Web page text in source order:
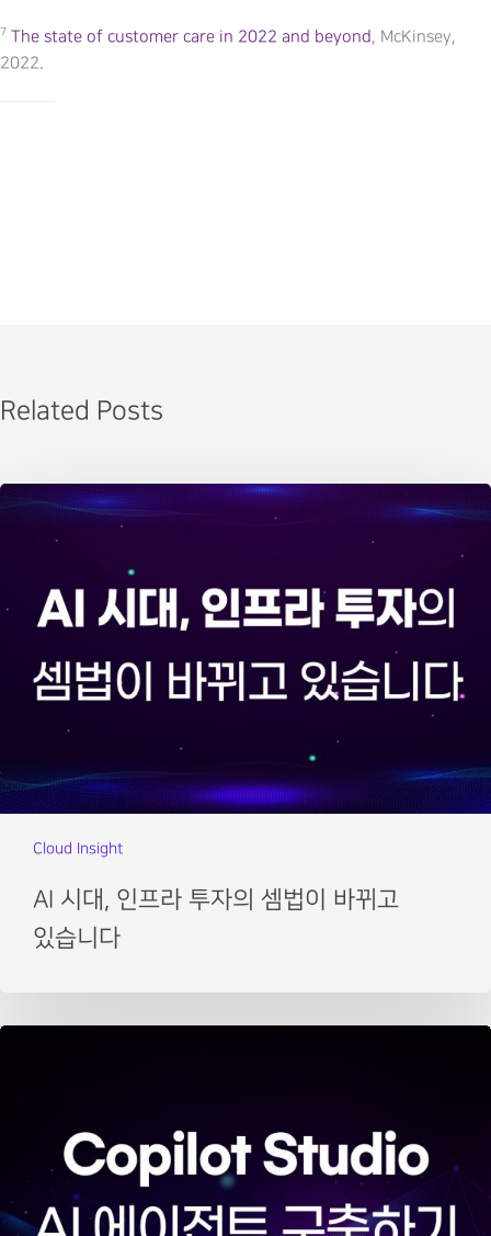
7 The state of customer care in 2022 and beyond, McKinsey,
2022.
Related Posts
Cloud Insight
AI 시대, 인프라 투자의 셈법이 바뀌고
있습니다